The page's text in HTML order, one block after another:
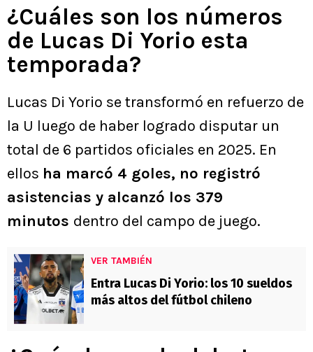
¿Cuáles son los números
de Lucas Di Yorio esta
temporada?
Lucas Di Yorio se transformó en refuerzo de
la U luego de haber logrado disputar un
total de 6 partidos oficiales en 2025. En
ellos ha marcó 4 goles, no registró
asistencias y alcanzó los 379
minutos dentro del campo de juego.
VER TAMBIÉN
Entra Lucas Di Yorio: los 10 sueldos
más altos del fútbol chileno